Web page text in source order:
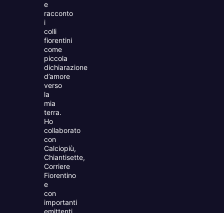
e
racconto
i
colli
fiorentini
come
piccola
dichiarazione
d’amore
verso
la
mia
terra.
Ho
collaborato
con
Calciopiù,
Chiantisette,
Corriere
Fiorentino
e
con
importanti
emittenti